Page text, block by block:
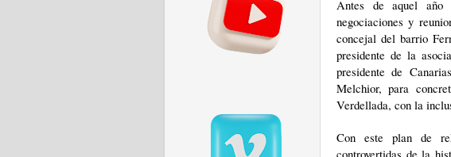
Antes de aquel año
negociaciones y
concejal del barrio
presidente de la
presidente de
Melchior, para
Verdellada, con la
Con este plan de
controvertidas de la